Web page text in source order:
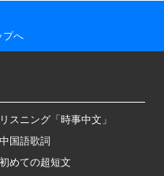
プへ
リスニング「時事中文」
中国語歌詞
初めての超短文